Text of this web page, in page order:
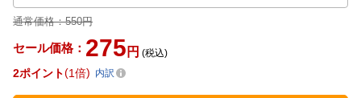
通常価格：550円
セール価格： 275 円 (税込)
2ポイント 1倍 内訳